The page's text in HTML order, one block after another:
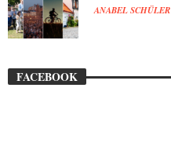
ANABEL SCHÜLER
FACEBOOK